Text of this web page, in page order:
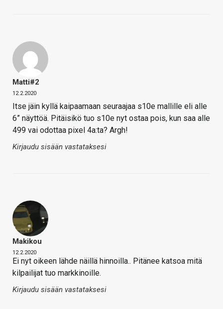
Matti#2
12.2.2020
Itse jäin kyllä kaipaamaan seuraajaa s10e mallille eli alle
6” näyttöä. Pitäisikö tuo s10e nyt ostaa pois, kun saa alle
499 vai odottaa pixel 4a:ta? Argh!
Kirjaudu sisään vastataksesi
Makikou
12.2.2020
Ei nyt oikeen lähde näillä hinnoilla.. Pitänee katsoa mitä
kilpailijat tuo markkinoille.
Kirjaudu sisään vastataksesi